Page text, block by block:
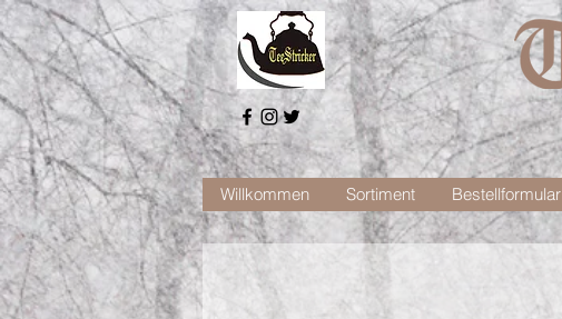
Willkommen Sortiment Bestellformular